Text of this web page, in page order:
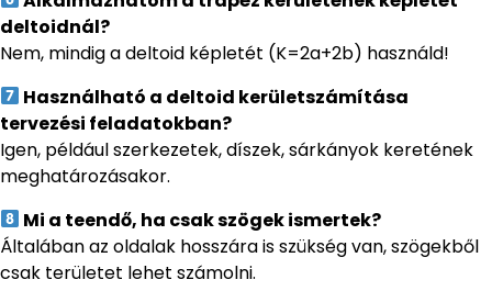
deltoidnál?
Nem, mindig a deltoid képletét (K=2a+2b) használd!
Használható a deltoid kerületszámítása
tervezési feladatokban?
Igen, például szerkezetek, díszek, sárkányok keretének
meghatározásakor.
Mi a teendő, ha csak szögek ismertek?
Általában az oldalak hosszára is szükség van, szögekből
csak területet lehet számolni.